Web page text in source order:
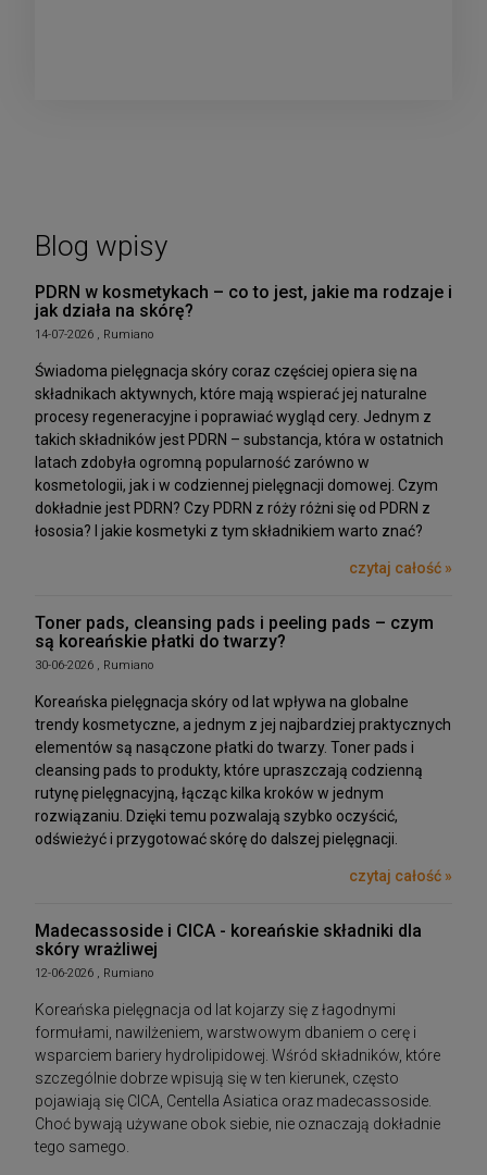
Blog wpisy
PDRN w kosmetykach – co to jest, jakie ma rodzaje i
jak działa na skórę?
14-07-2026 , Rumiano
Świadoma pielęgnacja skóry coraz częściej opiera się na
składnikach aktywnych, które mają wspierać jej naturalne
procesy regeneracyjne i poprawiać wygląd cery. Jednym z
takich składników jest PDRN – substancja, która w ostatnich
latach zdobyła ogromną popularność zarówno w
kosmetologii, jak i w codziennej pielęgnacji domowej. Czym
dokładnie jest PDRN? Czy PDRN z róży różni się od PDRN z
łososia? I jakie kosmetyki z tym składnikiem warto znać?
czytaj całość »
Toner pads, cleansing pads i peeling pads – czym
są koreańskie płatki do twarzy?
30-06-2026 , Rumiano
Koreańska pielęgnacja skóry od lat wpływa na globalne
trendy kosmetyczne, a jednym z jej najbardziej praktycznych
elementów są nasączone płatki do twarzy. Toner pads i
cleansing pads to produkty, które upraszczają codzienną
rutynę pielęgnacyjną, łącząc kilka kroków w jednym
rozwiązaniu. Dzięki temu pozwalają szybko oczyścić,
odświeżyć i przygotować skórę do dalszej pielęgnacji.
czytaj całość »
Madecassoside i CICA - koreańskie składniki dla
skóry wrażliwej
12-06-2026 , Rumiano
Koreańska pielęgnacja od lat kojarzy się z łagodnymi
formułami, nawilżeniem, warstwowym dbaniem o cerę i
wsparciem bariery hydrolipidowej. Wśród składników, które
szczególnie dobrze wpisują się w ten kierunek, często
pojawiają się CICA, Centella Asiatica oraz madecassoside.
Choć bywają używane obok siebie, nie oznaczają dokładnie
tego samego.